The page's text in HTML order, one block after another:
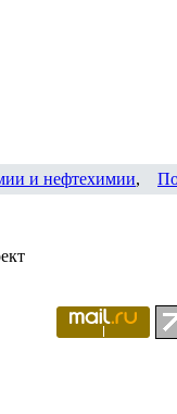
и нефтехимии,